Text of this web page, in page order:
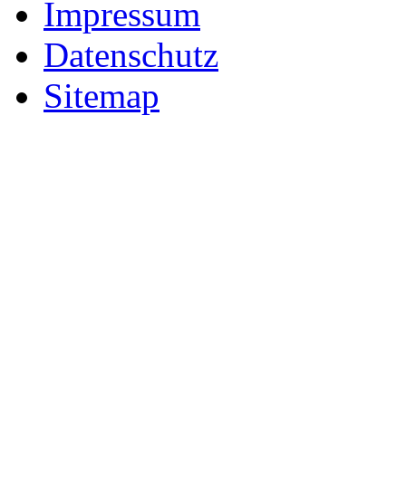
Impressum
Datenschutz
Sitemap